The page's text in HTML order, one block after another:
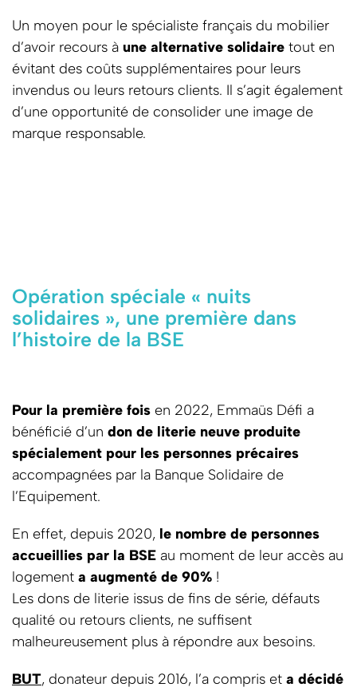
Un moyen pour le spécialiste français du mobilier
d’avoir recours à une alternative solidaire tout en
évitant des coûts supplémentaires pour leurs
invendus ou leurs retours clients. Il s’agit également
d’une opportunité de consolider une image de
marque responsable.
Opération spéciale « nuits
solidaires », une première dans
l’histoire de la BSE
Pour la première fois en 2022, Emmaüs Défi a
bénéficié d’un don de literie neuve produite
spécialement pour les personnes précaires
accompagnées par la Banque Solidaire de
l’Equipement.
En effet, depuis 2020, le nombre de personnes
accueillies par la BSE au moment de leur accès au
logement a augmenté de 90% !
Les dons de literie issus de fins de série, défauts
qualité ou retours clients, ne suffisent
malheureusement plus à répondre aux besoins.
BUT, donateur depuis 2016, l’a compris et a décidé